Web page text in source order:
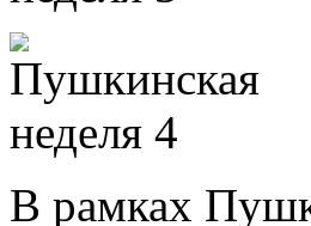
В рамках